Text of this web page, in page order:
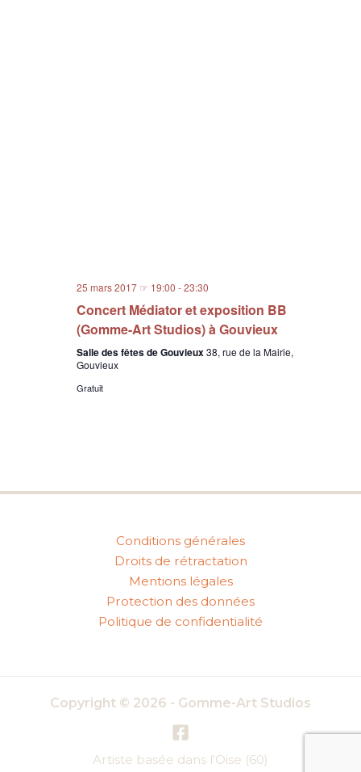
25 mars 2017 ☞ 19:00 -23:30
Concert Médiator et exposition BB
(Gomme-Art Studios) à Gouvieux
Salle des fêtes de Gouvieux38, rue de la Mairie,
Gouvieux
Gratuit
Conditions générales
Droits de rétractation
Mentions légales
Protection des données
Politique de confidentialité
Copyright © 2026 - Gomme-Art Studios
Artiste basée dans l'Oise (60)